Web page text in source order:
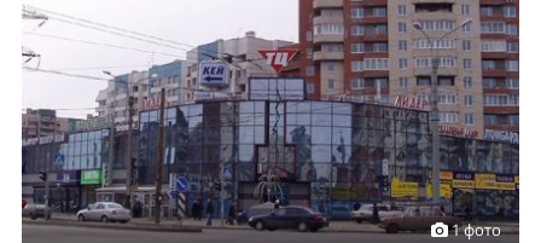
1 фото